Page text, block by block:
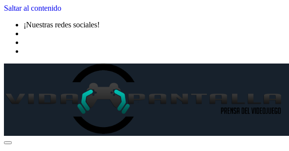
Saltar al contenido
¡Nuestras redes sociales!